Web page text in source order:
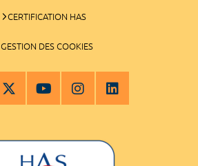
CERTIFICATION HAS
GESTION DES COOKIES